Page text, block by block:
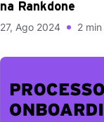
na Rankdone
27, Ago 2024 2